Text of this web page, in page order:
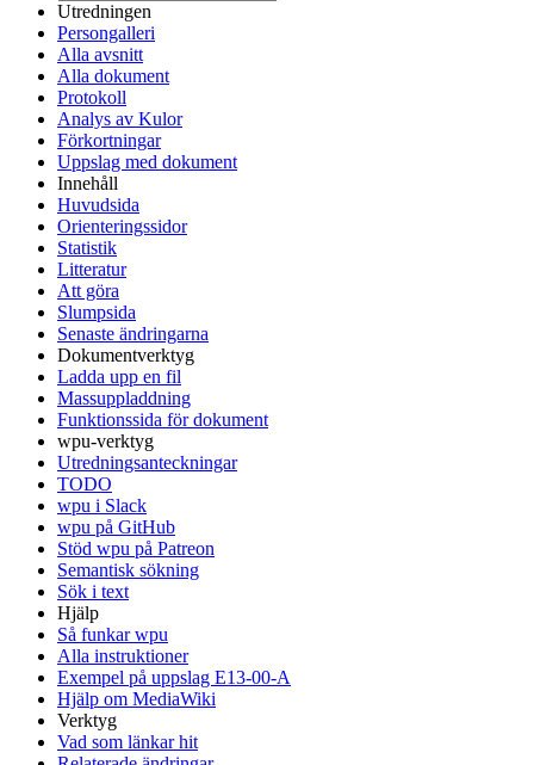
Utredningen
Persongalleri
Alla avsnitt
Alla dokument
Protokoll
Analys av Kulor
Förkortningar
Uppslag med dokument
Innehåll
Huvudsida
Orienteringssidor
Statistik
Litteratur
Att göra
Slumpsida
Senaste ändringarna
Dokumentverktyg
Ladda upp en fil
Massuppladdning
Funktionssida för dokument
wpu-verktyg
Utredningsanteckningar
TODO
wpu i Slack
wpu på GitHub
Stöd wpu på Patreon
Semantisk sökning
Sök i text
Hjälp
Så funkar wpu
Alla instruktioner
Exempel på uppslag E13-00-A
Hjälp om MediaWiki
Verktyg
Vad som länkar hit